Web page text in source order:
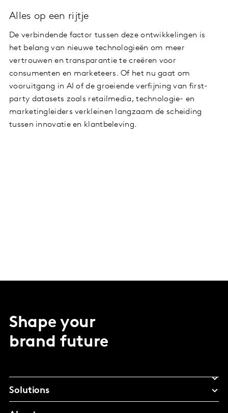
Alles op een rijtje
De verbindende factor tussen deze ontwikkelingen is
het belang van nieuwe technologieën om meer
vertrouwen en transparantie te creëren voor
consumenten en marketeers. Of het nu gaat om
vooruitgang in AI of de groeiende verfijning van first-
party datasets zoals retailmedia, technologie- en
marketingleiders verkleinen langzaam de scheiding
tussen innovatie en klantbeleving.
Shape your
brand future
Solutions